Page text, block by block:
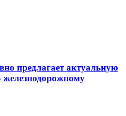
предлагает актуальную